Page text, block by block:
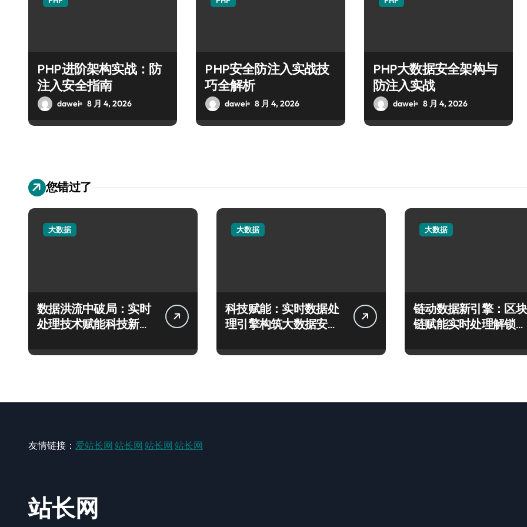
PHP进阶架构实战：防
注入安全指南
dawei 8 月 4, 2026
PHP安全防注入实战技
巧全解析
dawei 8 月 4, 2026
PHP大数据安全架构与
防注入实战
dawei 8 月 4, 2026
您错过了
大数据
数据洪流中破局：实时
处理技术赋能科技新飞
大数据
科技赋能：实时数据处
理引擎构筑大数据安全
大数据
链动数据新引擎：区块
链赋能实时处理解锁企
友情链接： 爱站长网 站长网 站长网 站长网
站长网